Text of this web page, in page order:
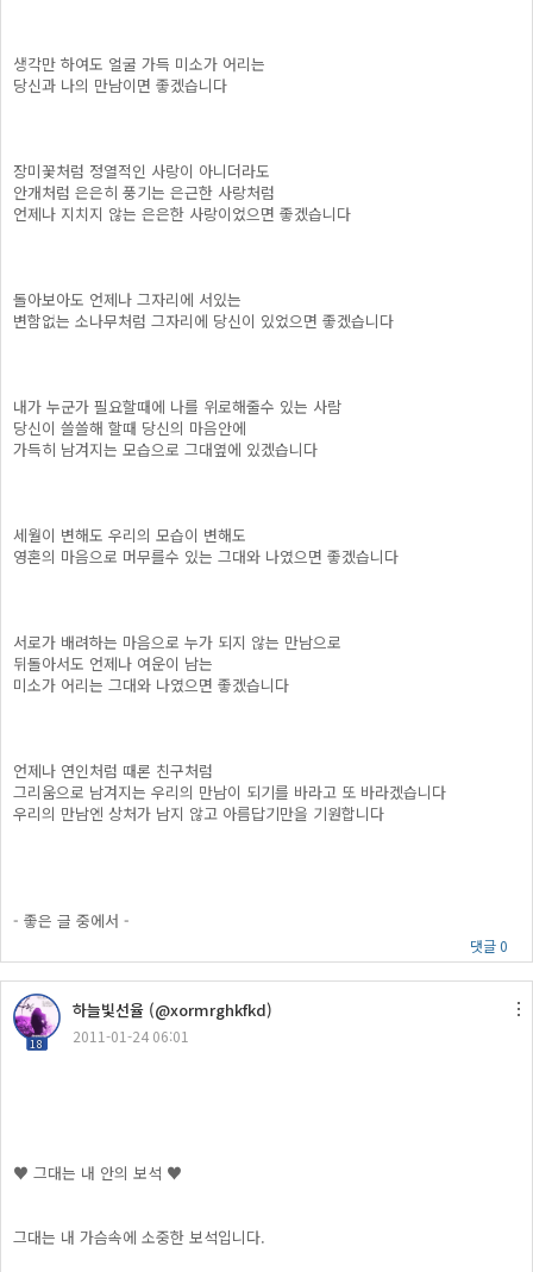
생각만 하여도 얼굴 가득 미소가 어리는
당신과 나의 만남이면 좋겠습니다
장미꽃처럼 정열적인 사랑이 아니더라도
안개처럼 은은히 풍기는 은근한 사랑처럼
언제나 지치지 않는 은은한 사랑이었으면 좋겠습니다
돌아보아도 언제나 그자리에 서있는
변함없는 소나무처럼 그자리에 당신이 있었으면 좋겠습니다
내가 누군가 필요할때에 나를 위로해줄수 있는 사람
당신이 쓸쓸해 할때 당신의 마음안에
가득히 남겨지는 모습으로 그대옆에 있겠습니다
세월이 변해도 우리의 모습이 변해도
영혼의 마음으로 머무를수 있는 그대와 나였으면 좋겠습니다
서로가 배려하는 마음으로 누가 되지 않는 만남으로
뒤돌아서도 언제나 여운이 남는
미소가 어리는 그대와 나였으면 좋겠습니다
언제나 연인처럼 때론 친구처럼
그리움으로 남겨지는 우리의 만남이 되기를 바라고 또 바라겠습니다
우리의 만남엔 상처가 남지 않고 아름답기만을 기원합니다
- 좋은 글 중에서 -
댓글 0
18
하늘빛선율 (@xormrghkfkd)
2011-01-24 06:01
♥ 그대는 내 안의 보석 ♥
그대는 내 가슴속에 소중한 보석입니다.